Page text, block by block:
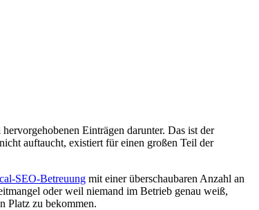
Einträgen darunter. Das ist der
auftaucht, existiert für einen großen Teil der
SEO-Betreuung mit einer überschaubaren Anzahl an
oder weil niemand im Betrieb genau weiß,
Platz zu bekommen.